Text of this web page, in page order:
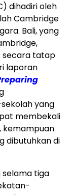
dihadiri oleh
Cambridge
Bali, yang
,
secara tatap
laporan
yang
membekali
kemampuan
dibutuhkan di
selama tiga